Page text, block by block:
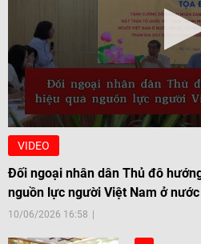
VIDEO
Đối ngoại nhân dân Thủ đô
nguồn lực người Việt Nam ở
10/06/2026 16:58